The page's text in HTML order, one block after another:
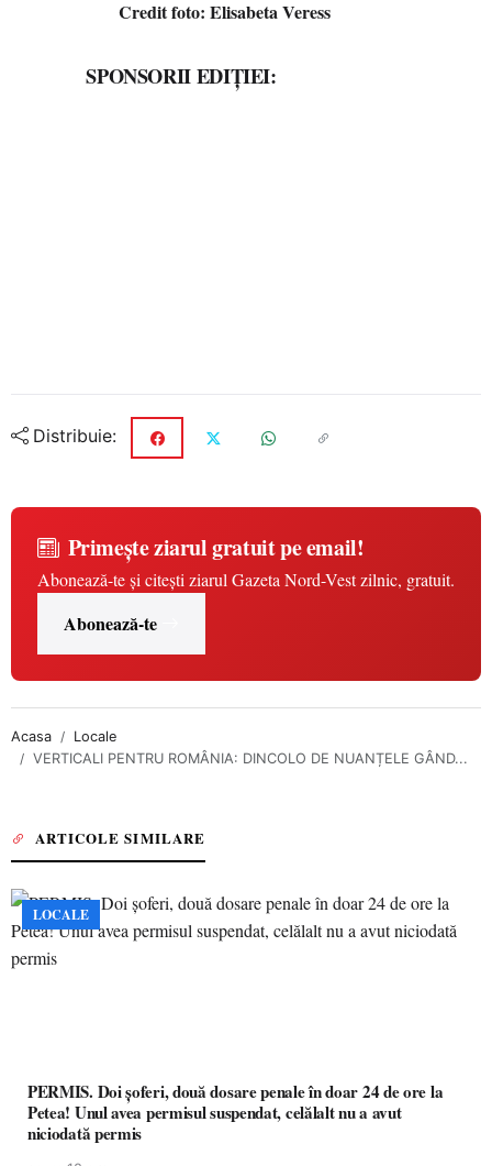
Credit foto: Elisabeta Veress
SPONSORII EDIȚIEI:
Distribuie:
Primește ziarul gratuit pe email!
Abonează-te și citești ziarul Gazeta Nord-Vest zilnic, gratuit.
Abonează-te
Acasa
Locale
VERTICALI PENTRU ROMÂNIA: DINCOLO DE NUANȚELE GÂND...
ARTICOLE SIMILARE
LOCALE
PERMIS. Doi șoferi, două dosare penale în doar 24 de ore la
Petea! Unul avea permisul suspendat, celălalt nu a avut
niciodată permis